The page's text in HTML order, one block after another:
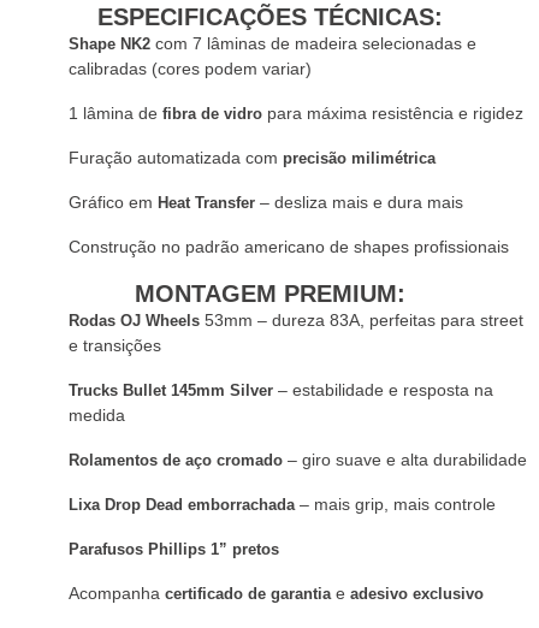
ESPECIFICAÇÕES TÉCNICAS:
Shape NK2com 7 lâminas de madeira selecionadas e
calibradas (cores podem variar)
1 lâmina de fibra de vidropara máxima resistência e rigidez
Furação automatizada com precisão milimétrica
Gráfico em Heat Transfer– desliza mais e dura mais
Construção no padrão americano de shapes profissionais
MONTAGEM PREMIUM:
Rodas OJ Wheels53mm – dureza 83A, perfeitas para street
e transições
Trucks Bullet 145mm Silver– estabilidade e resposta na
medida
Rolamentos de aço cromado– giro suave e alta durabilidade
Lixa Drop Dead emborrachada– mais grip, mais controle
Parafusos Phillips 1” pretos
Acompanha certificado de garantiae adesivo exclusivo